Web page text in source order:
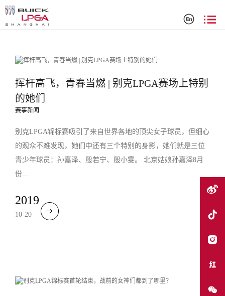
挥杆高飞，青春当燃 | 别克LPGA赛场上特别
的她们
赛事新闻
别克LPGA锦标赛吸引了来自世界各地的顶尖女子球员，但细心
的观众不难发现，她们中还有三个特别的身影，她们就是三位
青少年球员：孙嘉泽、殷若宁、殷小雯。 北京姑娘孙嘉泽8月
份...
2019
10-20